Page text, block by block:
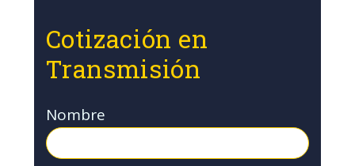
Cotización en
Transmisión
Nombre